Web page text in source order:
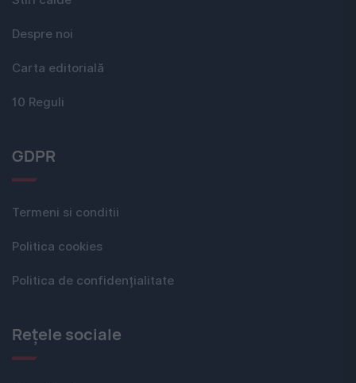
Despre noi
Carta editorială
10 Reguli
GDPR
Termeni si conditii
Politica cookies
Politica de confidențialitate
Rețele sociale